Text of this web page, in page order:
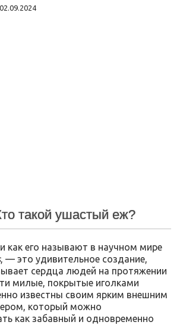
такой ушастый еж?
как его называют в научном мире
, — это удивительное создание,
сердца людей на протяжении
милые, покрытые иголками
известны своим ярким внешним
который можно
как забавный и одновременно